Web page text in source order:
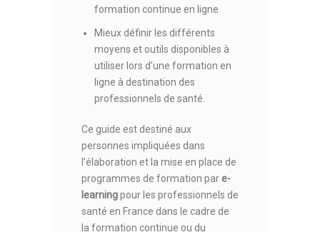
formation continue en ligne
Mieux définir les différents
moyens et outils disponibles à
utiliser lors d’une formation en
ligne à destination des
professionnels de santé.
Ce guide est destiné aux
personnes impliquées dans
l’élaboration et la mise en place de
programmes de formation pare-
learningpour les professionnels de
santé en France dans le cadre de
la formation continue ou du